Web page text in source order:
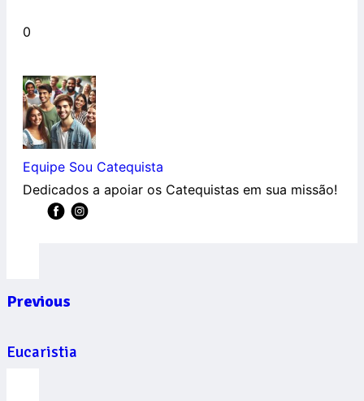
0
Equipe Sou Catequista
Dedicados a apoiar os Catequistas em sua missão!
Previous
Eucaristia